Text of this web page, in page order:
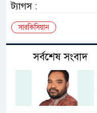
ট্যাগস :
সারকিসিয়ান
সর্বশেষ সংবাদ